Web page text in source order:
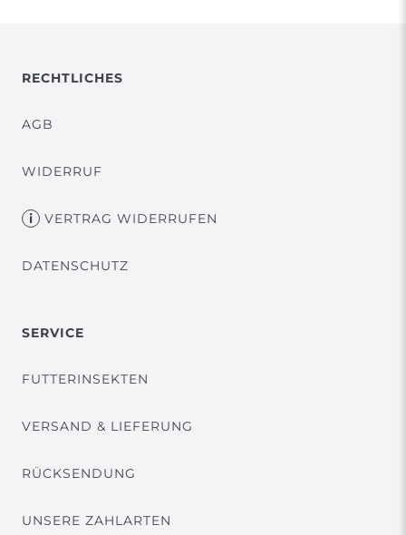
RECHTLICHES
AGB
WIDERRUF
VERTRAG WIDERRUFEN
DATENSCHUTZ
SERVICE
FUTTERINSEKTEN
VERSAND & LIEFERUNG
RÜCKSENDUNG
UNSERE ZAHLARTEN